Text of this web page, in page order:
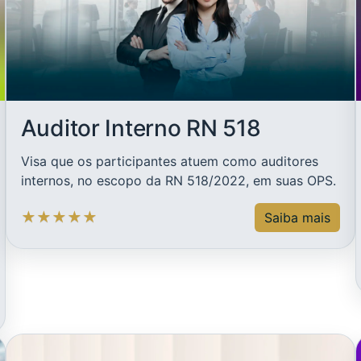
Auditor Interno RN 518
Visa que os participantes atuem como auditores
internos, no escopo da RN 518/2022, em suas OPS.
★★★★★ Saiba mais